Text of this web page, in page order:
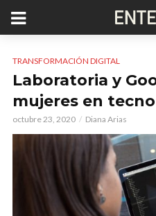
TRANSFORMACIÓN DIGITAL
Laboratoria y
mujeres en
octubre 23, 2020 Diana Arias